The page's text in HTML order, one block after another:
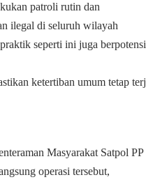
patroli rutin dan
ilegal di seluruh wilayah
seperti ini juga berpotensi
ketertiban umum tetap
Masyarakat Satpol PP
operasi tersebut,